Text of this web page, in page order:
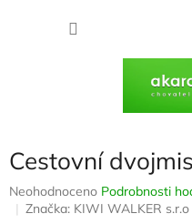
Cestovní
Průměrné
hodnocení
Neohodnoceno Podrobnosti
Značka: KIWI WALKER s.r.o